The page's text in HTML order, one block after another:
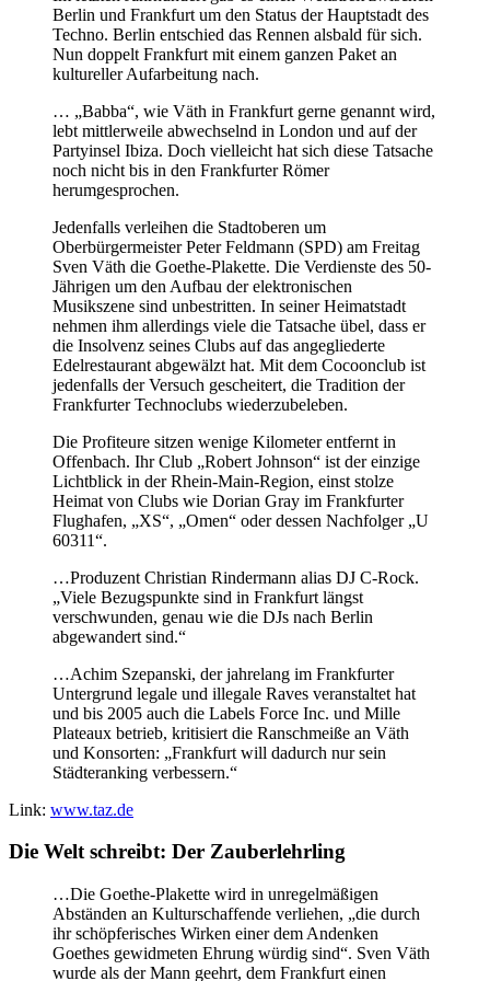
Berlin und Frankfurt um den Status der Hauptstadt des
Techno. Berlin entschied das Rennen alsbald für sich.
Nun doppelt Frankfurt mit einem ganzen Paket an
kultureller Aufarbeitung nach.
… „Babba“, wie Väth in Frankfurt gerne genannt wird,
lebt mittlerweile abwechselnd in London und auf der
Partyinsel Ibiza. Doch vielleicht hat sich diese Tatsache
noch nicht bis in den Frankfurter Römer
herumgesprochen.
Jedenfalls verleihen die Stadtoberen um
Oberbürgermeister Peter Feldmann (SPD) am Freitag
Sven Väth die Goethe-Plakette. Die Verdienste des 50-
Jährigen um den Aufbau der elektronischen
Musikszene sind unbestritten. In seiner Heimatstadt
nehmen ihm allerdings viele die Tatsache übel, dass er
die Insolvenz seines Clubs auf das angegliederte
Edelrestaurant abgewälzt hat. Mit dem Cocoonclub ist
jedenfalls der Versuch gescheitert, die Tradition der
Frankfurter Technoclubs wiederzubeleben.
Die Profiteure sitzen wenige Kilometer entfernt in
Offenbach. Ihr Club „Robert Johnson“ ist der einzige
Lichtblick in der Rhein-Main-Region, einst stolze
Heimat von Clubs wie Dorian Gray im Frankfurter
Flughafen, „XS“, „Omen“ oder dessen Nachfolger „U
60311“.
…Produzent Christian Rindermann alias DJ C-Rock.
„Viele Bezugspunkte sind in Frankfurt längst
verschwunden, genau wie die DJs nach Berlin
abgewandert sind.“
…Achim Szepanski, der jahrelang im Frankfurter
Untergrund legale und illegale Raves veranstaltet hat
und bis 2005 auch die Labels Force Inc. und Mille
Plateaux betrieb, kritisiert die Ranschmeiße an Väth
und Konsorten: „Frankfurt will dadurch nur sein
Städteranking verbessern.“
Link: www.taz.de
Die Welt schreibt: Der Zauberlehrling
…Die Goethe-Plakette wird in unregelmäßigen
Abständen an Kulturschaffende verliehen, „die durch
ihr schöpferisches Wirken einer dem Andenken
Goethes gewidmeten Ehrung würdig sind“. Sven Väth
wurde als der Mann geehrt, dem Frankfurt einen